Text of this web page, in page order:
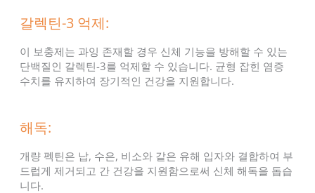
갈렉틴-3 억제:
이 보충제는 과잉 존재할 경우 신체 기능을 방해할 수 있는
단백질인 갈렉틴-3를 억제할 수 있습니다. 균형 잡힌 염증
수치를 유지하여 장기적인 건강을 지원합니다.
해독:
개량 펙틴은 납, 수은, 비소와 같은 유해 입자와 결합하여 부
드럽게 제거되고 간 건강을 지원함으로써 신체 해독을 돕습
니다.